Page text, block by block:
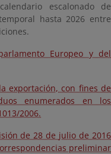
escalonado de
hasta 2026 entre
Europeo y del
exportación, con fines de
enumerados en los
2006.
de 28 de julio de 2016
preliminar